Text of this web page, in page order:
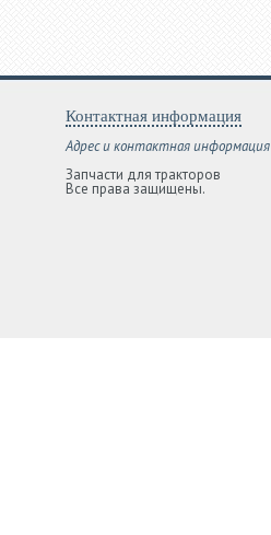
Контактная информация
Адрес и контактная информация
Запчасти для тракторов
Все права защищены.